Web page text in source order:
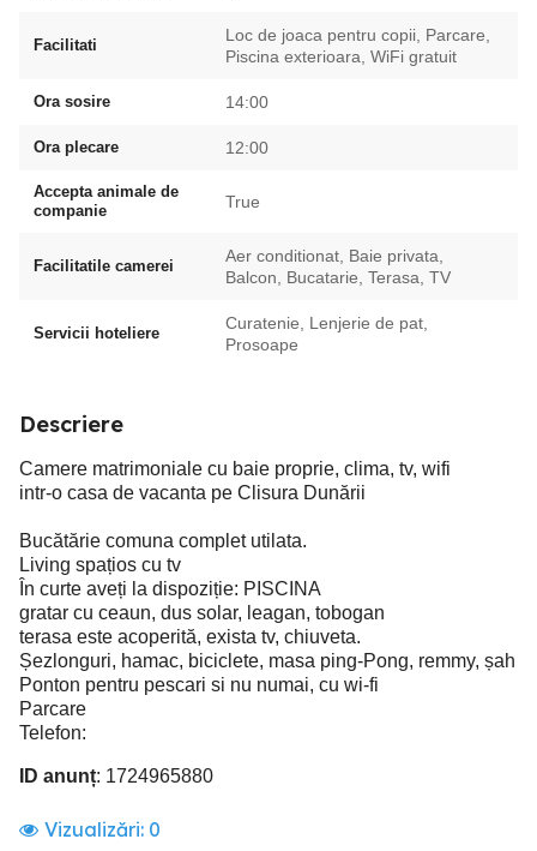
Facilitati
Loc de joaca pentru copii, Parcare,
Piscina exterioara, WiFi gratuit
Ora sosire 14:00
Ora plecare 12:00
Accepta animale de
companie
True
Facilitatile camerei
Aer conditionat, Baie privata,
Balcon, Bucatarie, Terasa, TV
Servicii hoteliere
Curatenie, Lenjerie de pat,
Prosoape
Descriere
Camere matrimoniale cu baie proprie, clima, tv, wifi
intr-o casa de vacanta pe Clisura Dunării
Bucătărie comuna complet utilata.
Living spațios cu tv
În curte aveți la dispoziție: PISCINA
gratar cu ceaun, dus solar, leagan, tobogan
terasa este acoperită, exista tv, chiuveta.
Șezlonguri, hamac, biciclete, masa ping-Pong, remmy, șah
Ponton pentru pescari si nu numai, cu wi-fi
Parcare
Telefon:
ID anunț: 1724965880
Vizualizări: 0